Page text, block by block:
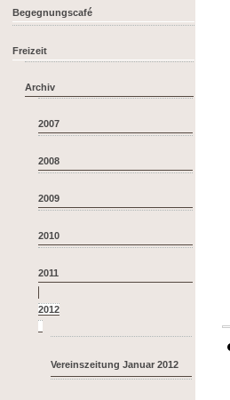
Begegnungscafé
Freizeit
Archiv
2007
2008
2009
2010
2011
2012
Vereinszeitung Januar 2012